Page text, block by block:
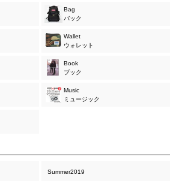
Bag
バック
Wallet
ウォレット
Book
ブック
Music
ミュージック
Summer2019